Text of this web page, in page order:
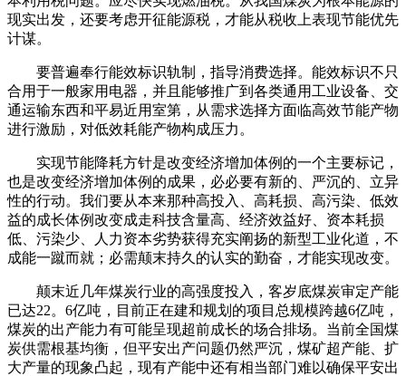
现实出发，还要考虑开征能源税，才能从税收上表现节能优先
计谋。
要普遍奉行能效标识轨制，指导消费选择。能效标识不只
合用于一般家用电器，并且能够推广到各类通用工业设备、交
通运输东西和平易近用室第，从需求选择方面临高效节能产物
进行激励，对低效耗能产物构成压力。
实现节能降耗方针是改变经济增加体例的一个主要标记，
也是改变经济增加体例的成果，必必要有新的、严沉的、立异
性的行动。我们要从本来那种高投入、高耗损、高污染、低效
益的成长体例改变成走科技含量高、经济效益好、资本耗损
低、污染少、人力资本劣势获得充实阐扬的新型工业化道，不
成能一蹴而就；必需颠末持久的认实的勤奋，才能实现改变。
颠末近几年煤炭行业的高强度投入，客岁底煤炭审定产能
已达22。6亿吨，目前正在建和规划的项目总规模跨越6亿吨，
煤炭的出产能力有可能呈现超前成长的场合排场。当前全国煤
炭供需根基均衡，但平安出产问题仍然严沉，煤矿超产能、扩
大产量的现象凸起，现有产能中还有相当部门难以确保平安出